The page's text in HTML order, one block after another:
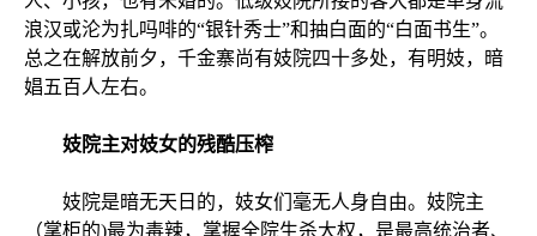
浪汉或沦为扎吗啡的“银针秀士”和抽白面的“白面书生”。
总之在解放前夕，千金寨尚有妓院四十多处，有明妓，暗
娼五百人左右。
妓院主对妓女的残酷压榨
妓院是暗无天日的，妓女们毫无人身自由。妓院主
（掌柜的)最为毒辣，掌握全院生杀大权，是最高统治者、